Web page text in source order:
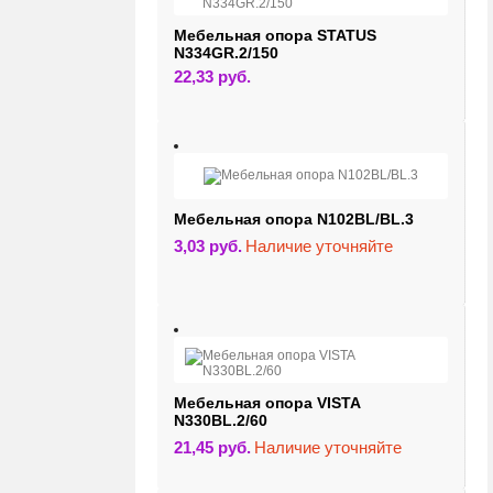
Мебельная опора STATUS
N334GR.2/150
22,33 руб.
Мебельная опора N102BL/BL.3
3,03 руб. Наличие уточняйте
Мебельная опора VISTA
N330BL.2/60
21,45 руб. Наличие уточняйте